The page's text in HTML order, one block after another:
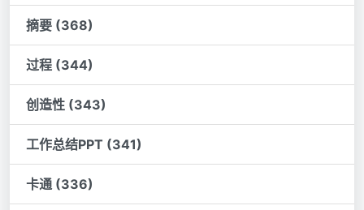
摘要 (368)
过程 (344)
创造性 (343)
工作总结PPT (341)
卡通 (336)